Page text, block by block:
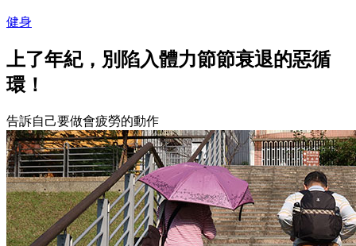
健身
上了年紀，別陷入體力節節衰退的惡循
環！
告訴自己要做會疲勞的動作